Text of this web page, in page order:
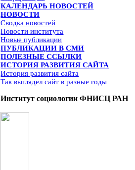
КАЛЕНДАРЬ НОВОСТЕЙ
НОВОСТИ
Сводка новостей
Новости института
Новые публикации
ПУБЛИКАЦИИ В СМИ
ПОЛЕЗНЫЕ ССЫЛКИ
ИСТОРИЯ РАЗВИТИЯ САЙТА
История развития сайта
Так выглядел сайт в разные годы
Институт социологии ФНИСЦ РАН